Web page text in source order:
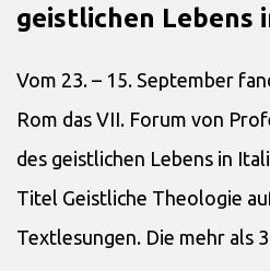
geistlichen Lebens
Vom 23. – 15. September
Rom das VII. Forum von
des geistlichen Lebens in
Titel Geistliche Theologie
Textlesungen. Die mehr als